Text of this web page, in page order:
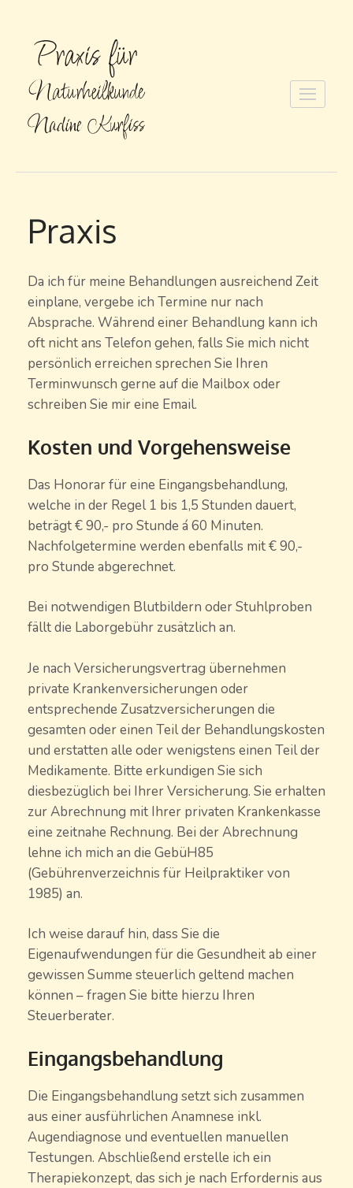
Inhalt
springen
(Enter
drücken)
Praxis
Da ich für meine Behandlungen ausreichend Zeit
einplane, vergebe ich Termine nur nach
Absprache. Während einer Behandlung kann ich
oft nicht ans Telefon gehen, falls Sie mich nicht
persönlich erreichen sprechen Sie Ihren
Terminwunsch gerne auf die Mailbox oder
schreiben Sie mir eine Email.
Kosten und Vorgehensweise
Das Honorar für eine Eingangsbehandlung,
welche in der Regel 1 bis 1,5 Stunden dauert,
beträgt € 90,- pro Stunde á 60 Minuten.
Nachfolgetermine werden ebenfalls mit € 90,-
pro Stunde abgerechnet.
Bei notwendigen Blutbildern oder Stuhlproben
fällt die Laborgebühr zusätzlich an.
Je nach Versicherungsvertrag übernehmen
private Krankenversicherungen oder
entsprechende Zusatzversicherungen die
gesamten oder einen Teil der Behandlungskosten
und erstatten alle oder wenigstens einen Teil der
Medikamente. Bitte erkundigen Sie sich
diesbezüglich bei Ihrer Versicherung. Sie erhalten
zur Abrechnung mit Ihrer privaten Krankenkasse
eine zeitnahe Rechnung. Bei der Abrechnung
lehne ich mich an die GebüH85
(Gebührenverzeichnis für Heilpraktiker von
1985) an.
Ich weise darauf hin, dass Sie die
Eigenaufwendungen für die Gesundheit ab einer
gewissen Summe steuerlich geltend machen
können – fragen Sie bitte hierzu Ihren
Steuerberater.
Eingangsbehandlung
Die Eingangsbehandlung setzt sich zusammen
aus einer ausführlichen Anamnese inkl.
Augendiagnose und eventuellen manuellen
Testungen. Abschließend erstelle ich ein
Therapiekonzept, das sich je nach Erfordernis aus